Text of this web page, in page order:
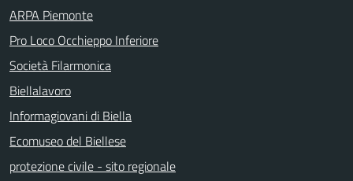
ARPA Piemonte
Pro Loco Occhieppo Inferiore
Società Filarmonica
Biellalavoro
Informagiovani di Biella
Ecomuseo del Biellese
protezione civile - sito regionale